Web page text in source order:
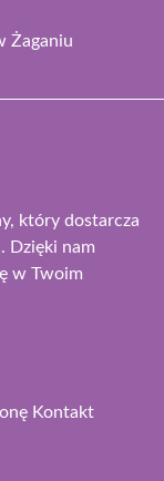
Żaganiu
który dostarcza
Dzięki nam
w Twoim
Kontakt